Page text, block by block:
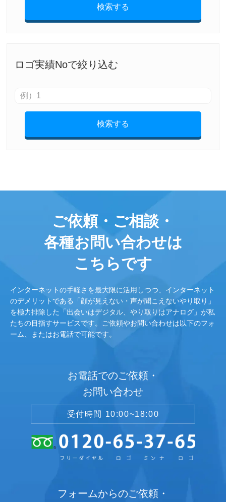
検索する
ロゴ実績Noで絞り込む
検索する
ご依頼・ご相談・
各種お問い合わせは
こちらです
インターネットの手軽さを最大限に活用しつつ、インターネット
のデメリットである「顔が見えない・声が聞こえないやり取り」
を極力排除した「出会いはデジタル、やり取りはアナログ」が私
たちの目指すサービスです。ご依頼やお問い合わせは以下のフォ
ーム、またはお電話で可能です。
お電話でのご依頼・
お問い合わせ
受付時間 10:00~18:00
フォームからのご依頼・